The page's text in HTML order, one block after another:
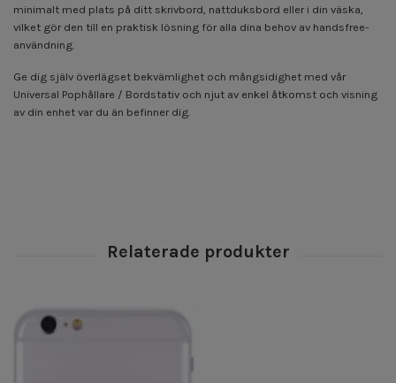
minimalt med plats på ditt skrivbord, nattduksbord eller i din väska,
vilket gör den till en praktisk lösning för alla dina behov av handsfree-
användning.
Ge dig själv överlägset bekvämlighet och mångsidighet med vår
Universal Pophållare / Bordstativ och njut av enkel åtkomst och visning
av din enhet var du än befinner dig.